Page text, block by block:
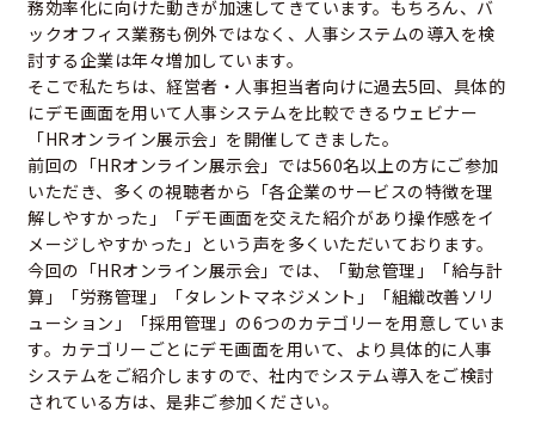
務効率化に向けた動きが加速してきています。もちろん、バ
ックオフィス業務も例外ではなく、人事システムの導入を検
討する企業は年々増加しています。
そこで私たちは、経営者・人事担当者向けに過去5回、具体的
にデモ画面を用いて人事システムを比較できるウェビナー
「HRオンライン展示会」を開催してきました。
前回の「HRオンライン展示会」では560名以上の方にご参加
いただき、多くの視聴者から「各企業のサービスの特徴を理
解しやすかった」「デモ画面を交えた紹介があり操作感をイ
メージしやすかった」という声を多くいただいております。
今回の「HRオンライン展示会」では、「勤怠管理」「給与計
算」「労務管理」「タレントマネジメント」「組織改善ソリ
ューション」「採用管理」の6つのカテゴリーを用意していま
す。カテゴリーごとにデモ画面を用いて、より具体的に人事
システムをご紹介しますので、社内でシステム導入をご検討
されている方は、是非ご参加ください。